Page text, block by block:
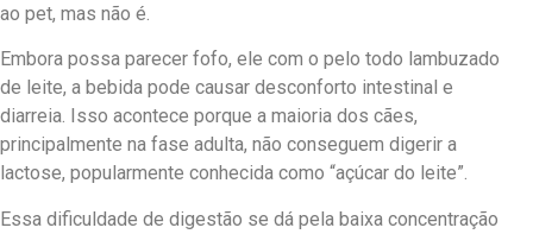
ao pet, mas não é.
Embora possa parecer fofo, ele com o pelo todo lambuzado
de leite, a bebida pode causar desconforto intestinal e
diarreia. Isso acontece porque a maioria dos cães,
principalmente na fase adulta, não conseguem digerir a
lactose, popularmente conhecida como “açúcar do leite”.
Essa dificuldade de digestão se dá pela baixa concentração